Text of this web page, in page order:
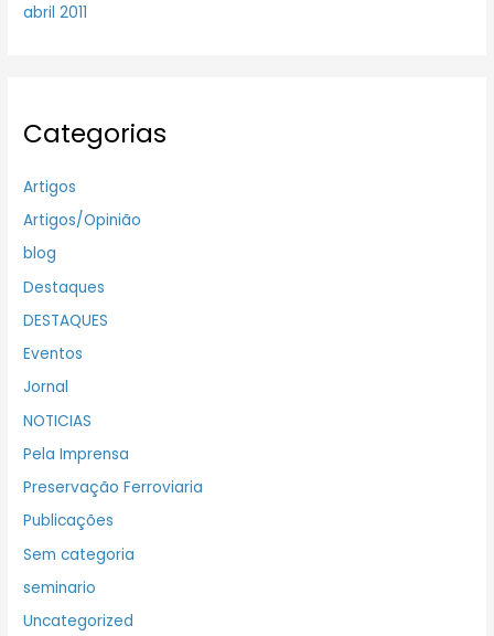
abril 2011
Categorias
Artigos
Artigos/Opinião
blog
Destaques
DESTAQUES
Eventos
Jornal
NOTICIAS
Pela Imprensa
Preservação Ferroviaria
Publicações
Sem categoria
seminario
Uncategorized